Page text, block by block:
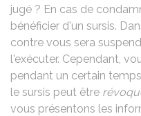
jugé ? En cas de
bénéficier d'un sursis.
contre vous sera
l'exécuter. Cependant,
pendant un certain
le sursis peut être
vous présentons les